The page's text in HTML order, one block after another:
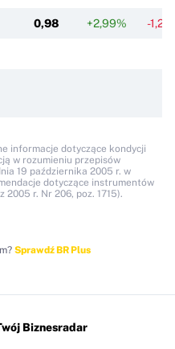
0,98 +2,99% -
informacje dotyczące kondycji
w rozumieniu przepisów
19 października 2005 r. w
dotyczące instrumentów
2005 r. Nr 206, poz. 1715).
Sprawdź BR Plus
Biznesradar